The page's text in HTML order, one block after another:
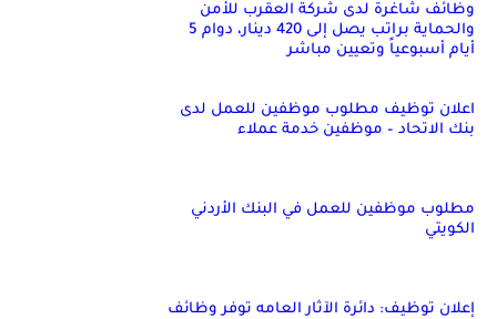
وظائف شاغرة لدى شركة العقرب للأمن
والحماية براتب يصل إلى 420 دينار، دوام 5
أيام أسبوعياً وتعيين مباشر
اعلان توظيف مطلوب موظفين للعمل لدى
بنك الاتحاد – موظفين خدمة عملاء
مطلوب موظفين للعمل في البنك الأردني
الكويتي
إعلان توظيف: دائرة الآثار العامه توفر وظائف